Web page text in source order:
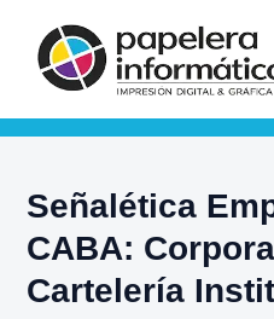
Señalética
CABA:
Cartelería